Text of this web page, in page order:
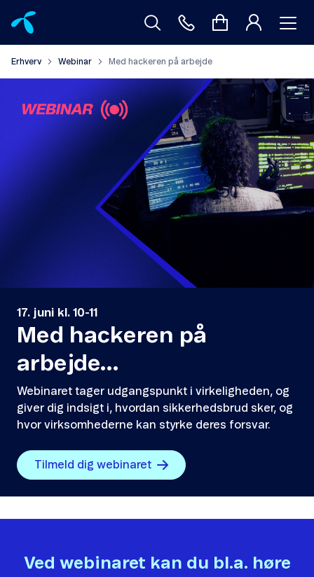
Erhverv Webinar Med hackeren på arbejde
17. juni kl. 10-11
Med hackeren på
arbejde...
Webinaret tager udgangspunkt i virkeligheden, og
giver dig indsigt i, hvordan sikkerhedsbrud sker, og
hvor virksomhederne kan styrke deres forsvar.
Tilmeld dig webinaret
Ved webinaret kan du bl.a. høre